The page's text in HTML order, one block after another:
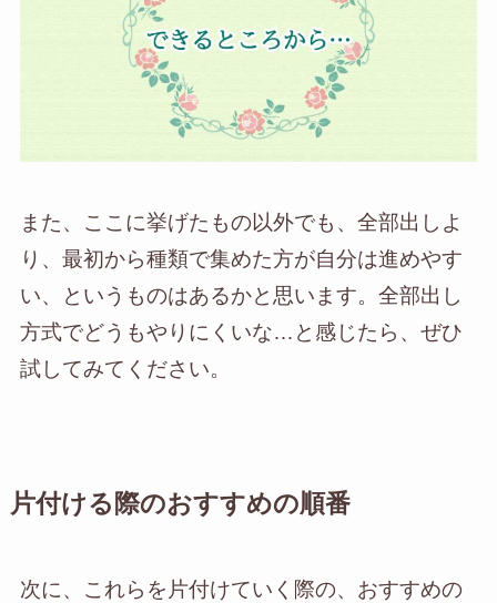
また、ここに挙げたもの以外でも、全部出しよ
り、最初から種類で集めた方が自分は進めやす
い、というものはあるかと思います。全部出し
方式でどうもやりにくいな…と感じたら、ぜひ
試してみてください。
片付ける際のおすすめの順番
次に、これらを片付けていく際の、おすすめの